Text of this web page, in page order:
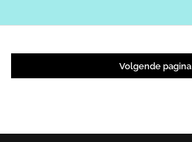
Volgende pagina